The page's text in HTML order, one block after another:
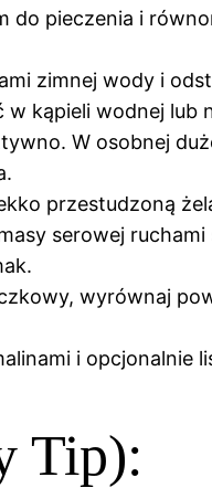
do pieczenia i
zimnej wody i
kąpieli wodnej lub
W osobnej
przestudzoną
serowej
wyrównaj
i opcjonalnie
Tip):